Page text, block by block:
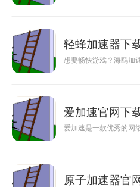
轻蜂加速器下
想要畅快游戏？海鸥加
爱加速官网下
爱加速是一款优秀的网
原子加速器官